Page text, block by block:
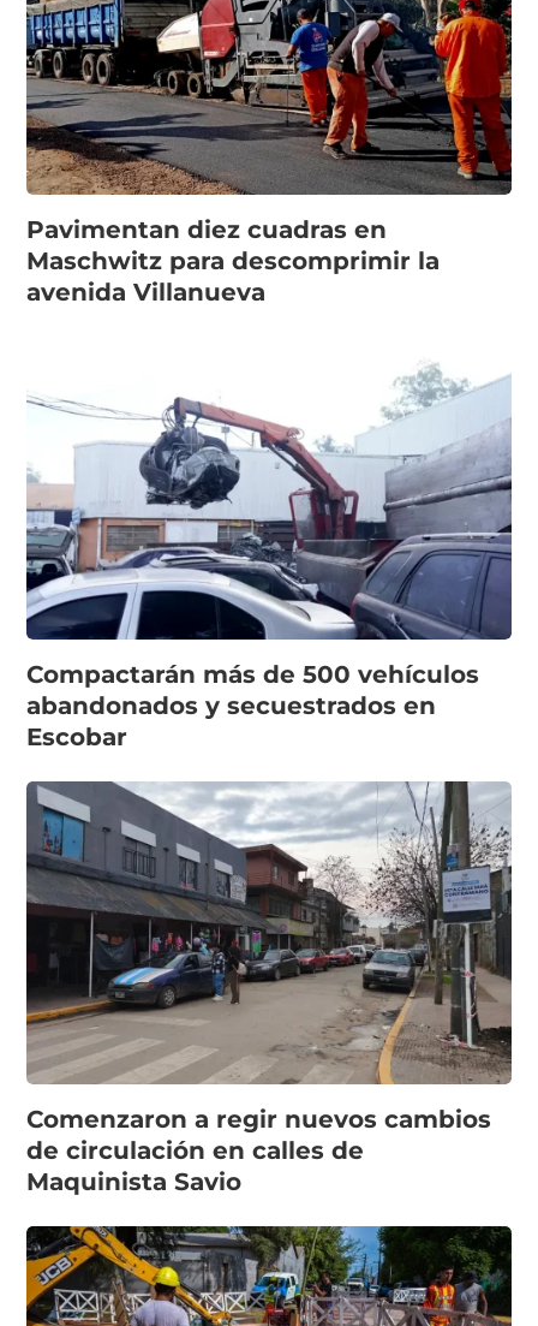
Pavimentan diez cuadras en
Maschwitz para descomprimir la
avenida Villanueva
Compactarán más de 500 vehículos
abandonados y secuestrados en
Escobar
Comenzaron a regir nuevos cambios
de circulación en calles de
Maquinista Savio